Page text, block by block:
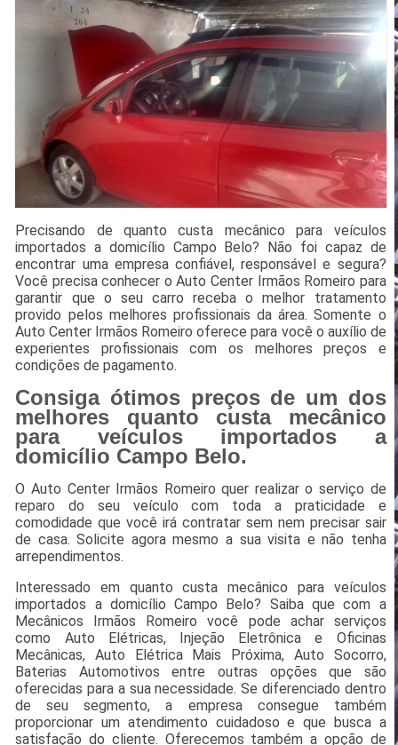
Precisando de quanto custa mecânico para veículos
importados a domicílio Campo Belo? Não foi capaz de
encontrar uma empresa confiável, responsável e segura?
Você precisa conhecer o Auto Center Irmãos Romeiro para
garantir que o seu carro receba o melhor tratamento
provido pelos melhores profissionais da área. Somente o
Auto Center Irmãos Romeiro oferece para você o auxílio de
experientes profissionais com os melhores preços e
condições de pagamento.
Consiga ótimos preços de um dos
melhores quanto custa mecânico
para veículos importados a
domicílio Campo Belo.
O Auto Center Irmãos Romeiro quer realizar o serviço de
reparo do seu veículo com toda a praticidade e
comodidade que você irá contratar sem nem precisar sair
de casa. Solicite agora mesmo a sua visita e não tenha
arrependimentos.
Interessado em quanto custa mecânico para veículos
importados a domicílio Campo Belo? Saiba que com a
Mecânicos Irmãos Romeiro você pode achar serviços
como Auto Elétricas, Injeção Eletrônica e Oficinas
Mecânicas, Auto Elétrica Mais Próxima, Auto Socorro,
Baterias Automotivos entre outras opções que são
oferecidas para a sua necessidade. Se diferenciado dentro
de seu segmento, a empresa consegue também
proporcionar um atendimento cuidadoso e que busca a
satisfação do cliente. Oferecemos também a opção de